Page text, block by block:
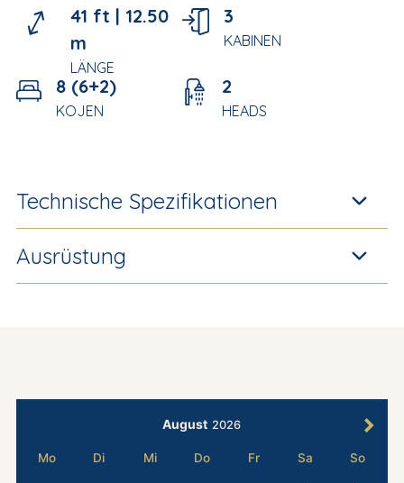
41 ft | 12.50
m
LÄNGE
3
KABINEN
8 (6+2)
KOJEN
2
HEADS
Technische Spezifikationen
Ausrüstung
August 2026
Mo Di Mi Do Fr Sa So